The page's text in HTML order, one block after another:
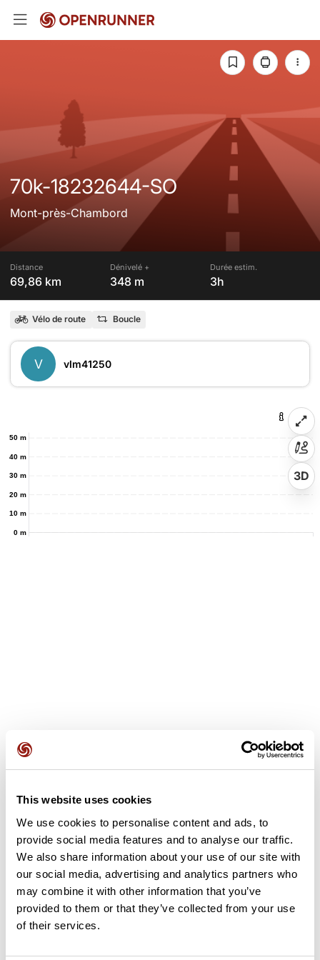
This website uses cookies
We use cookies to personalise content and ads, to
provide social media features and to analyse our traffic.
We also share information about your use of our site with
our social media, advertising and analytics partners who
may combine it with other information that you’ve
provided to them or that they’ve collected from your use
of their services.
70k-18232644-SO
Mont-près-Chambord
Distance
69,86 km
Dénivelé +
348 m
Durée estim.
3h
Vélo de route Boucle
V vlm41250
0 m
10 m
20 m
30 m
40 m
50 m
3D
Ajouter un avis
Découvrez ce parcours de vélo de 69,9 km à proximité de